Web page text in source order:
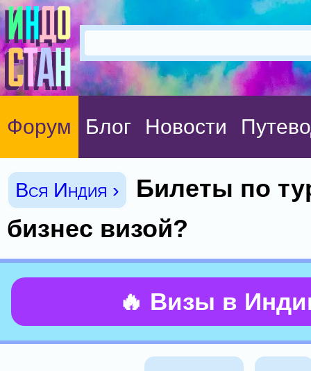
Форум Блог Новости
Вся Индия ›
Билеты по
бизнес визой?
🔥 Визы в